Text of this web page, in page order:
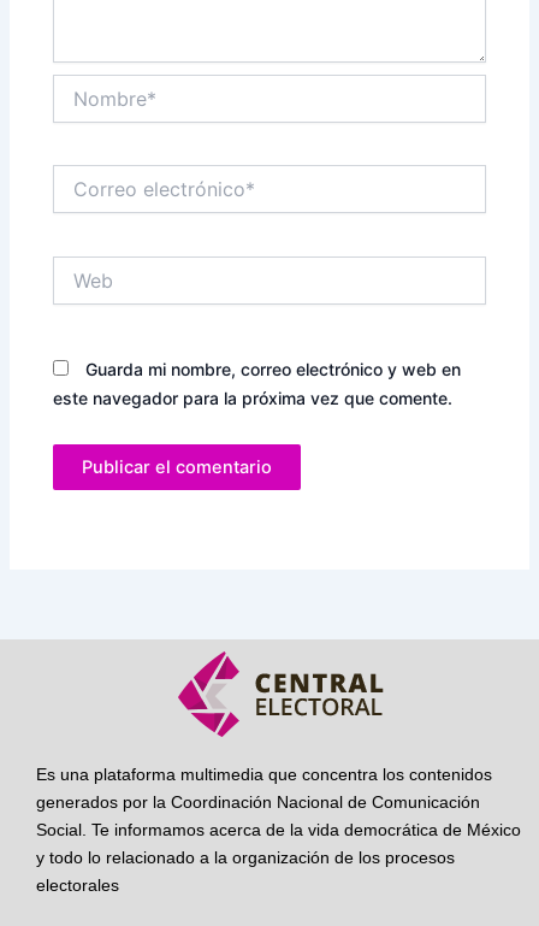
electrónico*
Guarda mi nombre, correo electrónico y web en
este navegador para la próxima vez que comente.
Es una plataforma multimedia que concentra los contenidos
generados por la Coordinación Nacional de Comunicación
Social. Te informamos acerca de la vida democrática de México
y todo lo relacionado a la organización de los procesos
electorales